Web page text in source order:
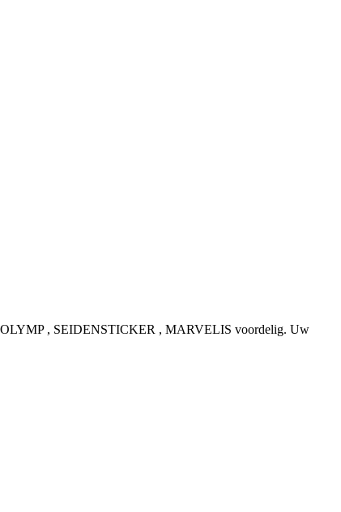
OLYMP , SEIDENSTICKER , MARVELIS voordelig. Uw